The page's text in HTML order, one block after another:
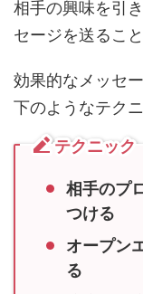
相手の興味を引
セージを送るこ
効果的なメッセ
下のようなテク
テクニック
相手のプ
つける
オープン
る